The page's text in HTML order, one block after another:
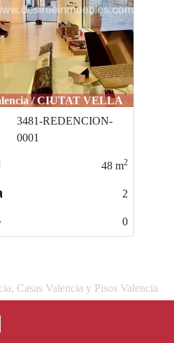
/ CIUTAT VELLA
3481-REDENCION-
0001
48 m2
2
0
Casas Valencia y Pisos Valencia